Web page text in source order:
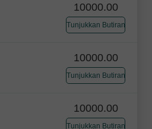
10000.00
Tunjukkan Butiran
10000.00
Tunjukkan Butiran
10000.00
Tunjukkan Butiran